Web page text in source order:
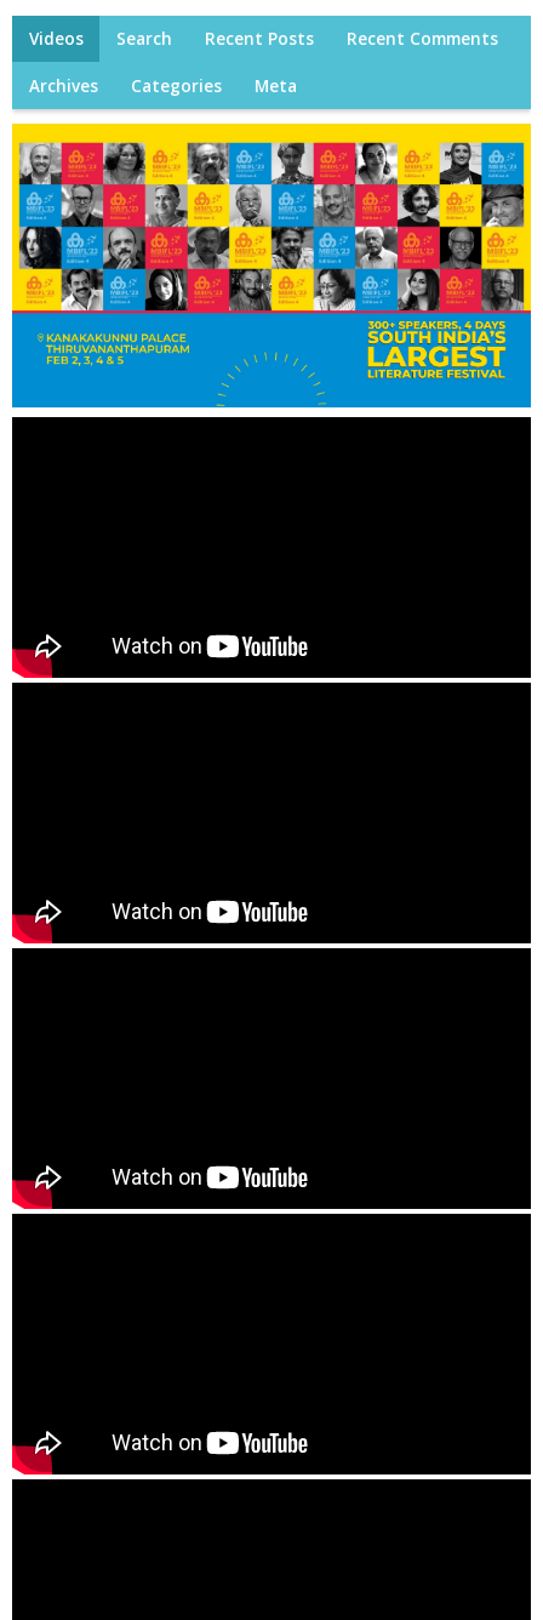
Videos Search Recent Posts Recent Comments
Archives Categories Meta